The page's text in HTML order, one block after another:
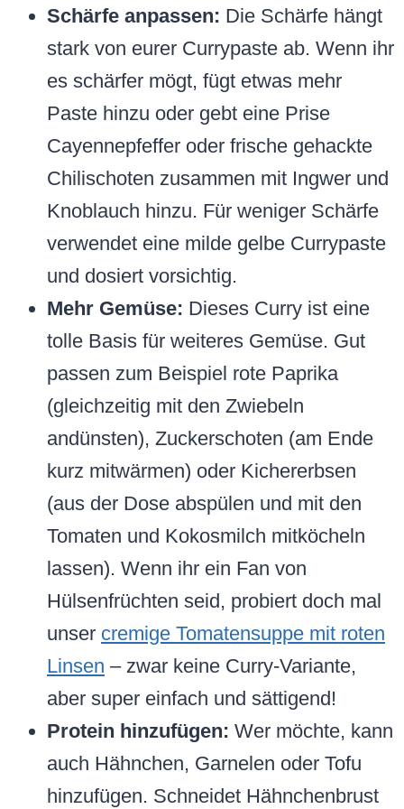
Schärfe anpassen: Die Schärfe hängt
stark von eurer Currypaste ab. Wenn ihr
es schärfer mögt, fügt etwas mehr
Paste hinzu oder gebt eine Prise
Cayennepfeffer oder frische gehackte
Chilischoten zusammen mit Ingwer und
Knoblauch hinzu. Für weniger Schärfe
verwendet eine milde gelbe Currypaste
und dosiert vorsichtig.
Mehr Gemüse: Dieses Curry ist eine
tolle Basis für weiteres Gemüse. Gut
passen zum Beispiel rote Paprika
(gleichzeitig mit den Zwiebeln
andünsten), Zuckerschoten (am Ende
kurz mitwärmen) oder Kichererbsen
(aus der Dose abspülen und mit den
Tomaten und Kokosmilch mitköcheln
lassen). Wenn ihr ein Fan von
Hülsenfrüchten seid, probiert doch mal
unser cremige Tomatensuppe mit roten
Linsen – zwar keine Curry-Variante,
aber super einfach und sättigend!
Protein hinzufügen: Wer möchte, kann
auch Hähnchen, Garnelen oder Tofu
hinzufügen. Schneidet Hähnchenbrust